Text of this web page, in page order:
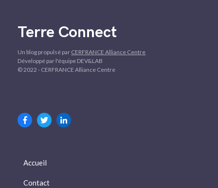
Terre Connect
Un blog propulsé par CERFRANCE Alliance Centre
Développé par l'équipe DEV&LAB
© 2022 - CERFRANCE Alliance Centre
Accueil
Contact